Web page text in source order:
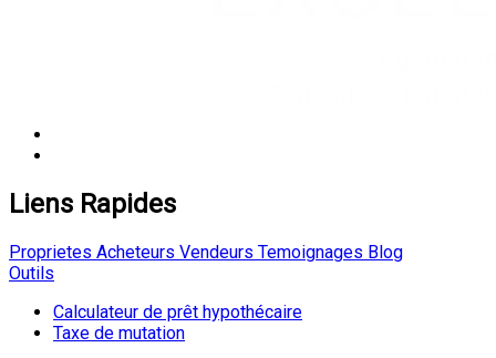
Liens Rapides
Proprietes Acheteurs Vendeurs Temoignages Blog
Outils
Calculateur de prêt hypothécaire
Taxe de mutation